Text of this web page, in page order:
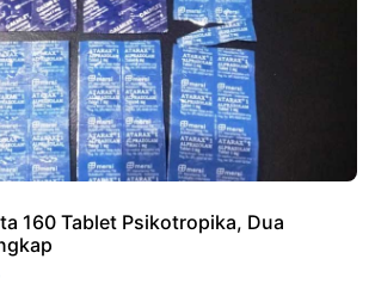
160 Tablet Psikotropika, Dua